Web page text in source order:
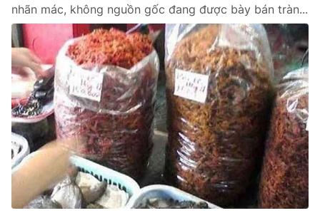
Liên hệ tòa soạn English
THỜI BÁO VTV
Theo dõi báo trên
Cơ quan chủ quản:Đài Truyền hình Việt Nam
nhãn mác, không nguồn gốc đang được bày bán tràn...